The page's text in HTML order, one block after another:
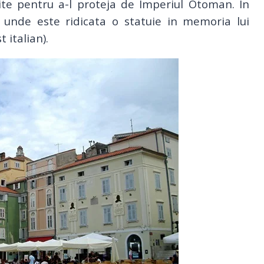
pentru a-l proteja de Imperiul Otoman. In
este ridicata o statuie in memoria lui
italian).